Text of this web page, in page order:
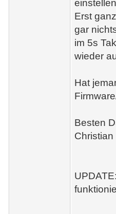
Erst
gar
im 5s
wieder
Hat
Besten